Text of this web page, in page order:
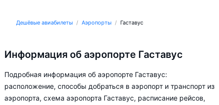
Дешёвые авиабилеты Аэропорты Гаставус
Информация об аэропорте Гаставус
Подробная информация об аэропорте Гаставус:
расположение, способы добраться в аэропорт и транспорт из
аэропорта, схема аэропорта Гаставус, расписание рейсов,